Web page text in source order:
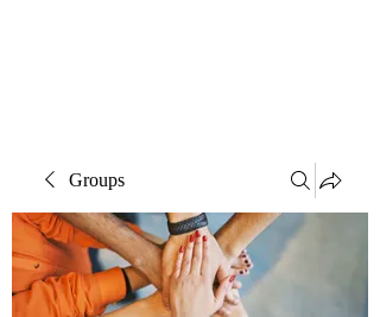
Groups